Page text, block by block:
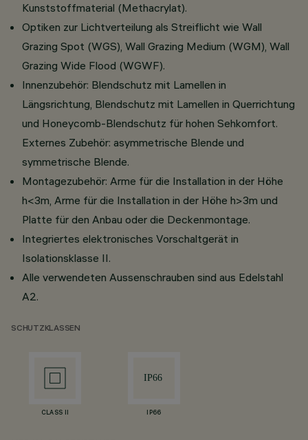
Kunststoffmaterial (Methacrylat).
Optiken zur Lichtverteilung als Streiflicht wie Wall
Grazing Spot (WGS), Wall Grazing Medium (WGM), Wall
Grazing Wide Flood (WGWF).
Innenzubehör: Blendschutz mit Lamellen in
Längsrichtung, Blendschutz mit Lamellen in Querrichtung
und Honeycomb-Blendschutz für hohen Sehkomfort.
Externes Zubehör: asymmetrische Blende und
symmetrische Blende.
Montagezubehör: Arme für die Installation in der Höhe
h<3m, Arme für die Installation in der Höhe h>3m und
Platte für den Anbau oder die Deckenmontage.
Integriertes elektronisches Vorschaltgerät in
Isolationsklasse II.
Alle verwendeten Aussenschrauben sind aus Edelstahl
A2.
SCHUTZKLASSEN
CLASS II IP66